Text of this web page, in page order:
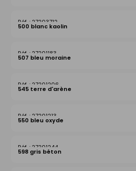
27203712
500 blanc kaolin
27201183
507 bleu moraine
27201206
545 terre d'arène
27201213
550 bleu oxyde
27201244
598 gris béton